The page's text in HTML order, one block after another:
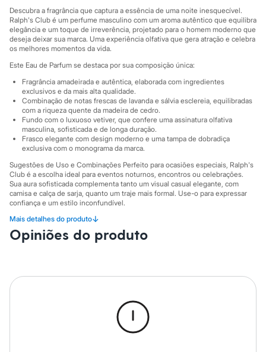
Sapatilhas
Tênis
Marcas
City
Clock House
Mindset
Sawary
Yessica
Moda esportiva
Acessórios
Blusas
Calçados
Leggings
Shorts e Bermudas
Moda íntima
Calcinhas
Cintas e Modeladores
Meias
Pijamas
Sutiãs e Tops
Moda praia
Biquínis
Personagens
Plus size
Descubra a fragrância que captura a essência de uma noite inesquecível.
Ralph's Club é um perfume masculino com um aroma autêntico que equilibra
elegância e um toque de irreverência, projetado para o homem moderno que
deseja deixar sua marca. Uma experiência olfativa que gera atração e celebra
os melhores momentos da vida.
Este Eau de Parfum se destaca por sua composição única:
Fragrância amadeirada e autêntica, elaborada com ingredientes
exclusivos e da mais alta qualidade.
Combinação de notas frescas de lavanda e sálvia esclereia, equilibradas
com a riqueza quente da madeira de cedro.
Fundo com o luxuoso vetiver, que confere uma assinatura olfativa
masculina, sofisticada e de longa duração.
Frasco elegante com design moderno e uma tampa de dobradiça
exclusiva com o monograma da marca.
Sugestões de Uso e Combinações Perfeito para ocasiões especiais, Ralph's
Club é a escolha ideal para eventos noturnos, encontros ou celebrações.
Sua aura sofisticada complementa tanto um visual casual elegante, com
camisa e calça de sarja, quanto um traje mais formal. Use-o para expressar
confiança e um estilo inconfundível.
A gente se encontra na C&A! ❤
Mais detalhes do produto↓
Informacoes gerais:
Opiniões do produto